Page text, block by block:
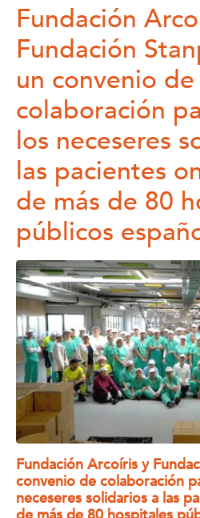
Fundación
Fundación
un convenio de
colaboración
los neceseres
las pacientes
de más de 80
públicos
Fundación Arcoíris y
convenio de colaboración
neceseres solidarios a las